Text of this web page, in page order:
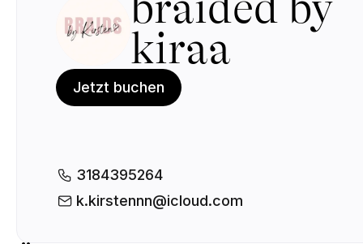
kiraa
Jetzt buchen
3184395264
k.kirstennn@icloud.com